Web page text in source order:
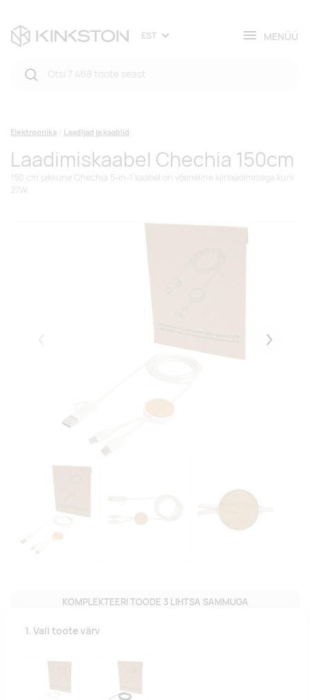
EST MENÜÜ
Elektroonika Laadijad ja kaablid
Laadimiskaabel Chechia 150cm
150 cm pikkune Chechia 5-in-1 kaabel on võimeline kiirlaadimisega kuni
27W.
KOMPLEKTEERI TOODE 3 LIHTSA SAMMUGA
1. Vali toote värv